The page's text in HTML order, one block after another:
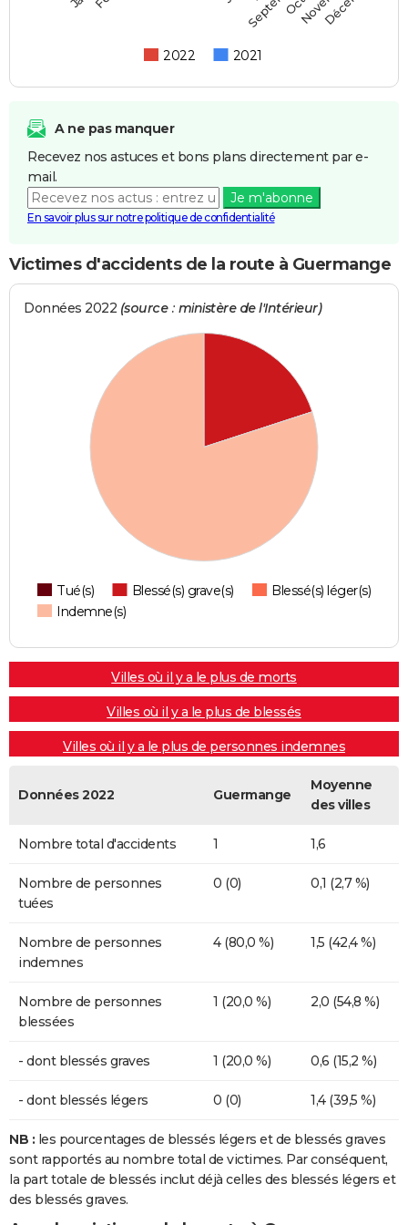
2022 2021
A ne pas manquer
Recevez nos astuces et bons plans directement par e-
mail.
Je m'abonne
En savoir plus sur notre politique de confidentialité
Victimes d'accidents de la route à Guermange
Données 2022 (source : ministère de l'Intérieur)
Tué(s) Blessé(s) grave(s)
Blessé(s) léger(s)
Indemne(s)
Villes où il y a le plus de morts
Villes où il y a le plus de blessés
Villes où il y a le plus de personnes indemnes
Données 2022 Guermange
Moyenne
des villes
Nombre total d'accidents 1 1,6
Nombre de personnes
tuées
0 (0) 0,1 (2,7 %)
Nombre de personnes
indemnes
4 (80,0 %) 1,5 (42,4 %)
Nombre de personnes
blessées
1 (20,0 %) 2,0 (54,8 %)
- dont blessés graves 1 (20,0 %) 0,6 (15,2 %)
- dont blessés légers 0 (0) 1,4 (39,5 %)
NB : les pourcentages de blessés légers et de blessés graves
sont rapportés au nombre total de victimes. Par conséquent,
la part totale de blessés inclut déjà celles des blessés légers et
des blessés graves.